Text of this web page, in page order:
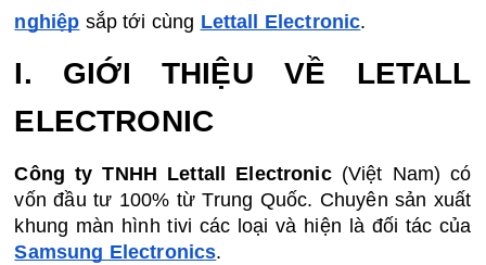
nghiệp sắp tới cùng Lettall Electronic.
I. GIỚI THIỆU VỀ LETALL
ELECTRONIC
Công ty TNHH Lettall Electronic (Việt Nam) có
vốn đầu tư 100% từ Trung Quốc. Chuyên sản xuất
Samsung Electronics.